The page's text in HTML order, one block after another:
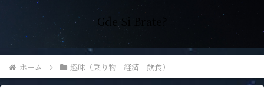
Gde Si Brate?
ホーム 趣味（乗り物 経済 飲食）